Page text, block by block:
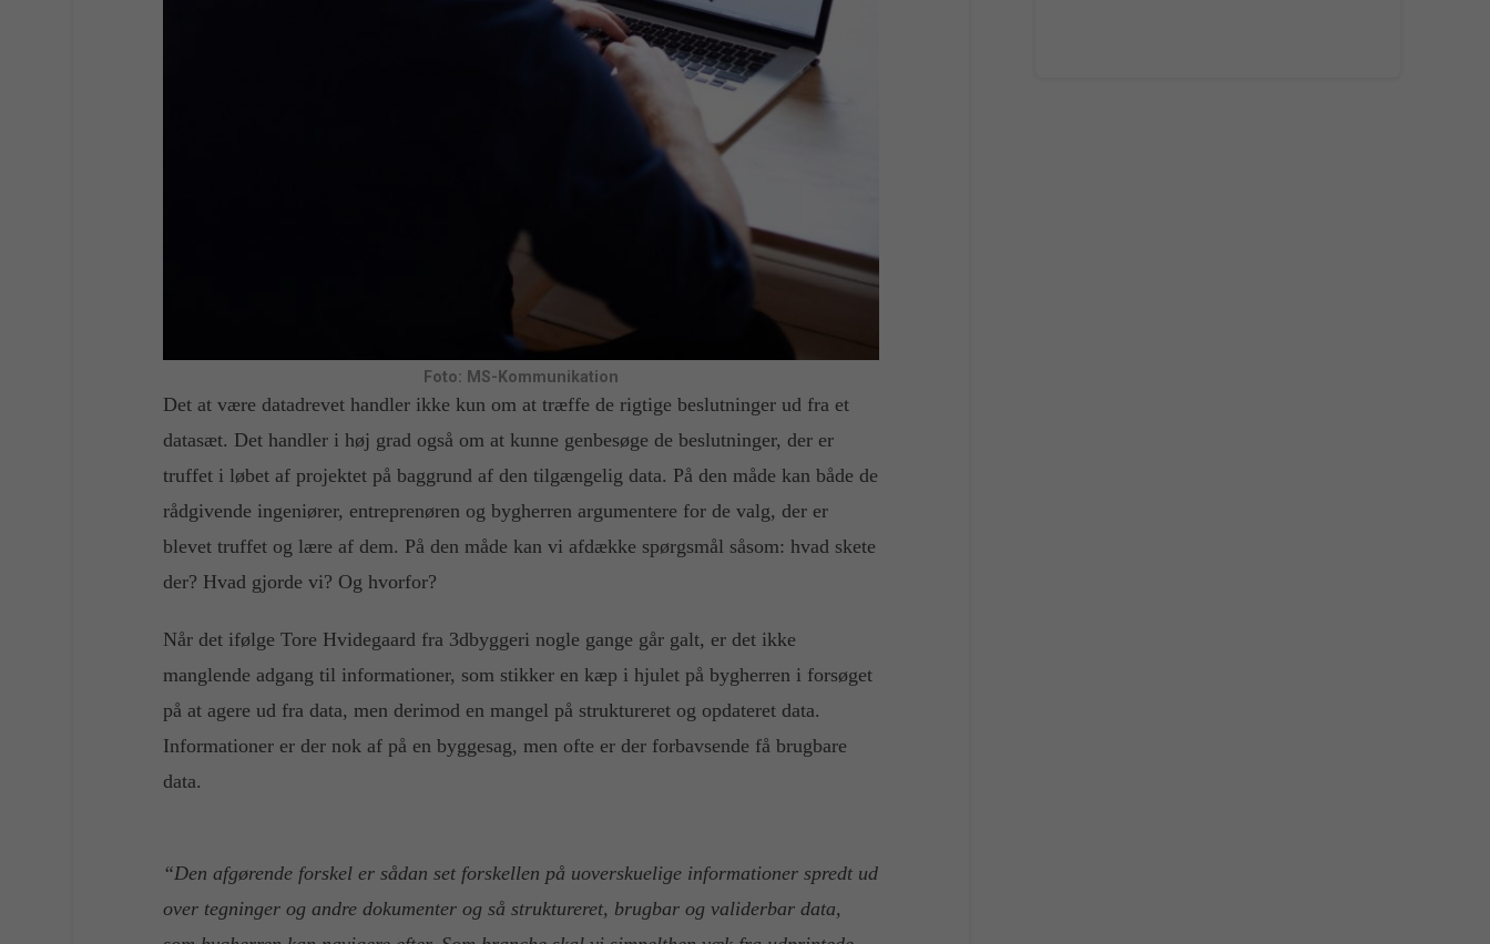
Foto: MS-Kommunikation
Det at være datadrevet handler ikke kun om at træffe de rigtige beslutninger ud fra et
datasæt. Det handler i høj grad også om at kunne genbesøge de beslutninger, der er
truffet i løbet af projektet på baggrund af den tilgængelig data. På den måde kan både de
rådgivende ingeniører, entreprenøren og bygherren argumentere for de valg, der er
blevet truffet og lære af dem. På den måde kan vi afdække spørgsmål såsom: hvad skete
der? Hvad gjorde vi? Og hvorfor?
Når det ifølge Tore Hvidegaard fra 3dbyggeri nogle gange går galt, er det ikke
manglende adgang til informationer, som stikker en kæp i hjulet på bygherren i forsøget
på at agere ud fra data, men derimod en mangel på struktureret og opdateret data.
Informationer er der nok af på en byggesag, men ofte er der forbavsende få brugbare
data.
“Den afgørende forskel er sådan set forskellen på uoverskuelige informationer spredt ud
over tegninger og andre dokumenter og så struktureret, brugbar og validerbar data,